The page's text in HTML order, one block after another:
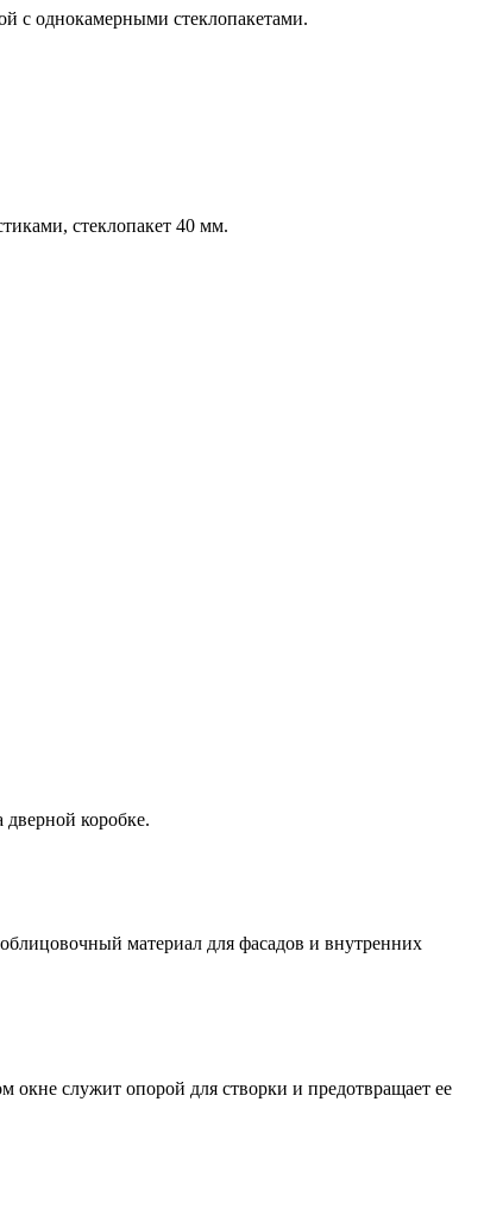
с однокамерными стеклопакетами.
стеклопакет 40 мм.
коробке.
материал для фасадов и внутренних
окне служит опорой для створки и предотвращает ее